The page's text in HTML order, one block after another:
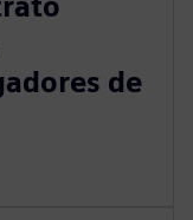
de